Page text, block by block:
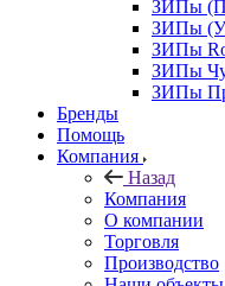
ЗИПы
ЗИПы
ЗИПы
ЗИПы
ЗИПы
Бренды
Помощь
Компания
Назад
Компания
О компании
Торговля
Производство